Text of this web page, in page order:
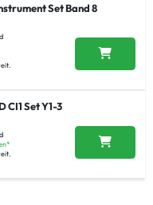
Set Band 8
CI1 Set Y1-3